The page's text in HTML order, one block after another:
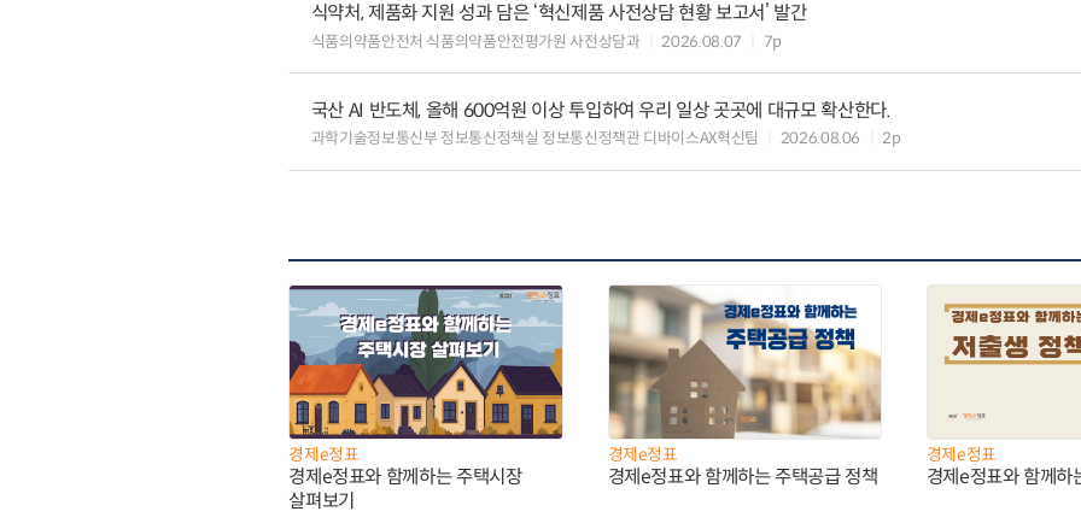
식약처, 제품화 지원 성과 담은 ‘혁신제품 사전상담 현황 보고서’ 발간
식품의약품안전처 식품의약품안전평가원 사전상담과 2026.08.07 7p
국산 AI 반도체, 올해 600억원 이상 투입하여 우리 일상 곳곳에 대규모 확산한다.
과학기술정보통신부 정보통신정책실 정보통신정책관 디바이스AX혁신팀 2026.08.06 2p
경제e정표
경제e정표와 함께하는 주택시장
살펴보기
경제e정표
경제e정표와 함께하는 주택공급 정책
경제e정표
경제e정표와 함께하